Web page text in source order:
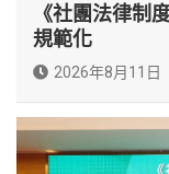
《社團法律制
規範化
2026年8月11日